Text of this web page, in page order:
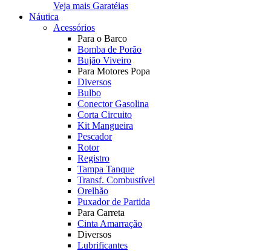
Veja mais Garatéias
Náutica
Acessórios
Para o Barco
Bomba de Porão
Bujão Viveiro
Para Motores Popa
Diversos
Bulbo
Conector Gasolina
Corta Circuito
Kit Mangueira
Pescador
Rotor
Registro
Tampa Tanque
Transf. Combustível
Orelhão
Puxador de Partida
Para Carreta
Cinta Amarração
Diversos
Lubrificantes